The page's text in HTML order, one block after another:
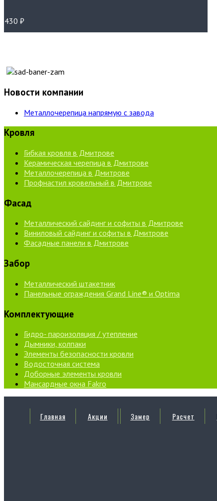
430 ₽
Новости компании
Металлочерепица напрямую с завода
Кровля
Гибкая кровля в Дмитрове
Керамическая черепица в Дмитрове
Металлочерепица в Дмитрове
Профнастил кровельный в Дмитрове
Фасад
Металлический сайдинг и софиты в Дмитрове
Виниловый сайдинг и софиты в Дмитрове
Фасадные панели в Дмитрове
Забор
Металлический штакетник
Панельные ограждения Grand Line® и Optima
Комплектующие
Гидро- пароизоляция / утепление
Дымники, колпаки
Элементы безопасности кровли
Водосточная система
Доборные элементы кровли
Мансардные окна Fakro
Главная Акции
Замер
Расчет